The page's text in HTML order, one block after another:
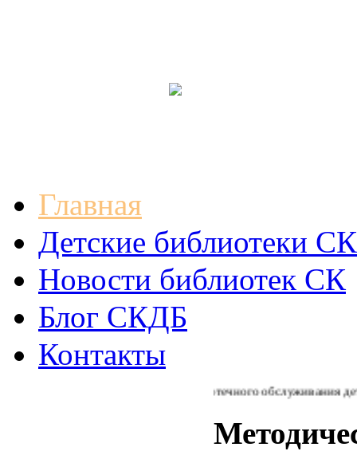
Главная
Детские библиотеки СК
Новости библиотек СК
Блог СКДБ
Контакты
Из Концепции библиотечного обслуживания